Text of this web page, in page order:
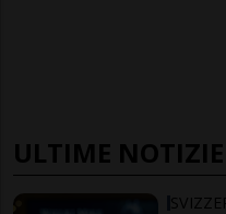
ULTIME